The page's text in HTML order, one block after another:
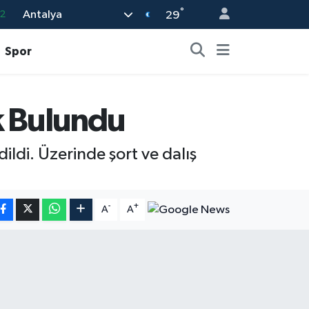
Antalya 29°
Spor
Bulundu
Üzerinde şort ve dalış
A- A+